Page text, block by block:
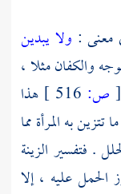
معنى : ولا يبدين
والكفان مثلا ،
[ ص:
هذا
تتزين به المرأة مما
. فتفسير الزينة
عليه ، إلا